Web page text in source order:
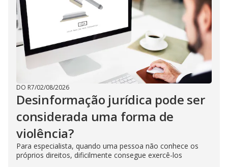
DO R7/02/08/2026
Desinformação jurídica pode ser
considerada uma forma de
violência?
Para especialista, quando uma pessoa não conhece os
próprios direitos, dificilmente consegue exercê-los